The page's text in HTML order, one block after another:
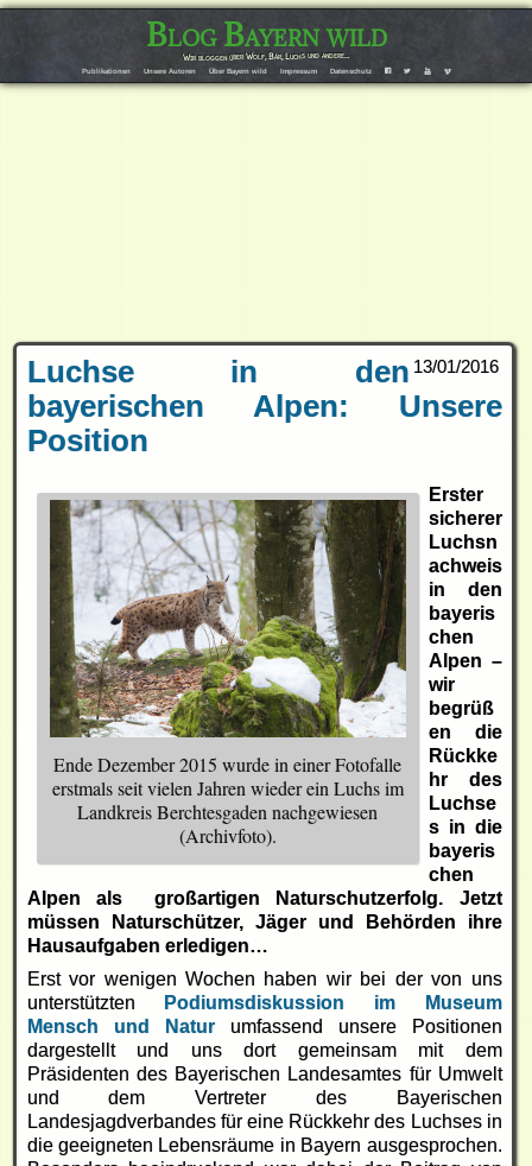
Blog Bayern wild
Wir bloggen über Wolf, Bär, Luchs und andere…
Publikationen Unsere Autoren Über Bayern wild Impressum Datenschutz F T Y V
13/01/2016
Luchse in den
bayerischen Alpen: Unsere
Position
Ende Dezember 2015 wurde in einer Fotofalle
erstmals seit vielen Jahren wieder ein Luchs im
Landkreis Berchtesgaden nachgewiesen
(Archivfoto).
Erster
sicherer
Luchsn
achweis
in den
bayeris
chen
Alpen –
wir
begrüß
en die
Rückke
hr des
Luchse
s in die
bayeris
chen
Alpen als großartigen Naturschutzerfolg. Jetzt
müssen Naturschützer, Jäger und Behörden ihre
Hausaufgaben erledigen…
Erst vor wenigen Wochen haben wir bei der von uns
unterstützten
Podiumsdiskussion im Museum
Mensch und Natur umfassend unsere Positionen
dargestellt und uns dort gemeinsam mit dem
Präsidenten des Bayerischen Landesamtes für Umwelt
und dem Vertreter des Bayerischen
Landesjagdverbandes für eine Rückkehr des Luchses in
die geeigneten Lebensräume in Bayern ausgesprochen.